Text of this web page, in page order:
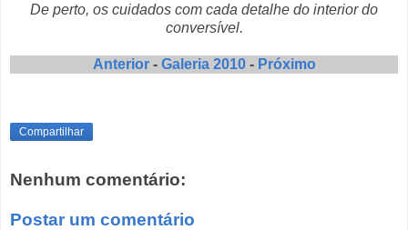
De perto, os cuidados com cada detalhe do interior do
conversível.
Anterior- Galeria 2010- Próximo
Compartilhar
Nenhum comentário:
Postar um comentário